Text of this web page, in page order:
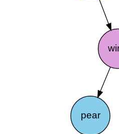
pear